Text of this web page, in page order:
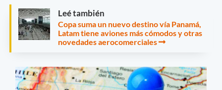
Leé también
Copa suma un nuevo destino vía Panamá,
Latam tiene aviones más cómodos y otras
novedades aerocomerciales